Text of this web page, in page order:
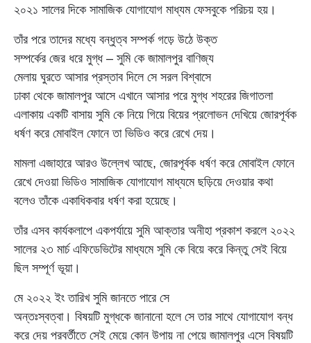
২০২১ সালের দিকে সামাজিক যোগাযোগ মাধ্যম ফেসবুকে পরিচয় হয়।
তাঁর পরে তাদের মধ্যে বন্ধুত্ব সম্পর্ক গড়ে উঠে উক্ত
সম্পর্কের জের ধরে মুগ্ধ – সুমি কে জামালপুর বাণিজ্য
মেলায় ঘুরতে আসার প্রস্তাব দিলে সে সরল বিশ্বাসে
ঢাকা থেকে জামালপুর আসে এখানে আসার পরে মুগ্ধ শহরের জিগাতলা
এলাকায় একটি বাসায় সুমি কে নিয়ে গিয়ে বিয়ের প্রলোভন দেখিয়ে জোরপূর্বক
ধর্ষণ করে মোবাইল ফোনে তা ভিডিও করে রেখে দেয়।
মামলা এজাহারে আরও উল্লেখ আছে, জোরপূর্বক ধর্ষণ করে মোবাইল ফোনে
রেখে দেওয়া ভিডিও সামাজিক যোগাযোগ মাধ্যমে ছড়িয়ে দেওয়ার কথা
বলেও তাঁকে একাধিকবার ধর্ষণ করা হয়েছে।
তাঁর এসব কার্যকলাপে একপর্যায়ে সুমি আক্তার অনীহা প্রকাশ করলে ২০২২
সালের ২৩ মার্চ এফিডেভিটের মাধ্যমে সুমি কে বিয়ে করে কিন্তু সেই বিয়ে
ছিল সম্পূর্ণ ভূয়া।
মে ২০২২ ইং তারিখ সুমি জানতে পারে সে
অন্তঃস্বত্বা। বিষয়টি মুগ্ধকে জানানো হলে সে তার সাথে যোগাযোগ বন্ধ
করে দেয় পরবর্তীতে সেই মেয়ে কোন উপায় না পেয়ে জামালপুর এসে বিষয়টি